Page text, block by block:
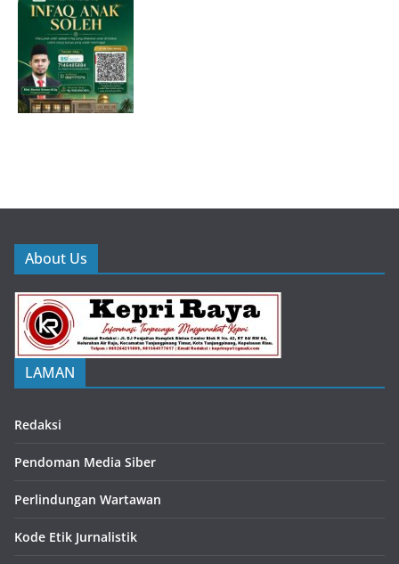
About Us
LAMAN
Redaksi
Pendoman Media Siber
Perlindungan Wartawan
Kode Etik Jurnalistik